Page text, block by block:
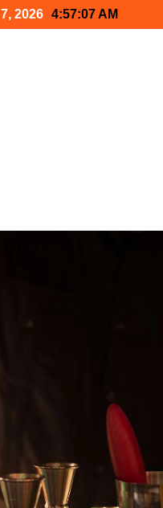
2026 4:57:08 AM